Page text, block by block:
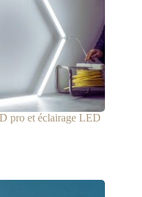
pro et éclairage LED